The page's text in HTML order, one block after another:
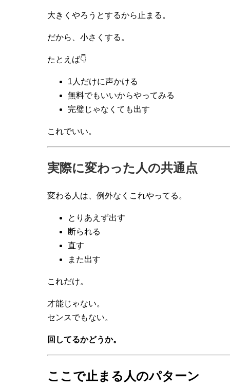
大きくやろうとするから止まる。
だから、小さくする。
たとえば👇
1人だけに声かける
無料でもいいからやってみる
完璧じゃなくても出す
これでいい。
実際に変わった人の共通点
変わる人は、例外なくこれやってる。
とりあえず出す
断られる
直す
また出す
これだけ。
才能じゃない。
センスでもない。
回してるかどうか。
ここで止まる人のパターン